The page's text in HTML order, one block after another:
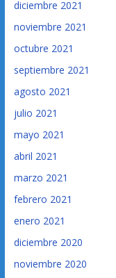
diciembre 2021
noviembre 2021
octubre 2021
septiembre 2021
agosto 2021
julio 2021
mayo 2021
abril 2021
marzo 2021
febrero 2021
enero 2021
diciembre 2020
noviembre 2020